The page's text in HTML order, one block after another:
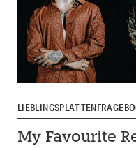
My Favourite